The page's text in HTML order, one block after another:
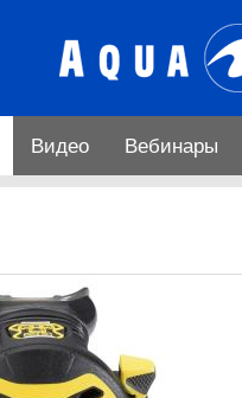
Видео Вебинары